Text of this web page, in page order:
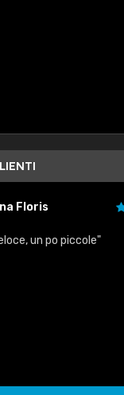
Floris
un po piccole"